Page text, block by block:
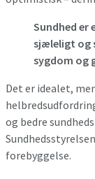
Sundhed
sjæleligt og
sygdom og
Det er idealet,
og bedre
forebyggelse.